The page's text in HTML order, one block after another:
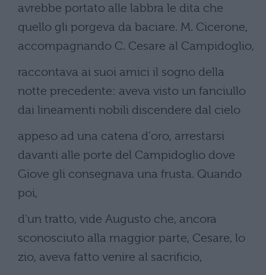
avrebbe portato alle labbra le dita che
quello gli porgeva da baciare. M. Cicerone,
accompagnando C. Cesare al Campidoglio,
raccontava ai suoi amici il sogno della
notte precedente: aveva visto un fanciullo
dai lineamenti nobili discendere dal cielo
appeso ad una catena d'oro, arrestarsi
davanti alle porte del Campidoglio dove
Giove gli consegnava una frusta. Quando
poi,
d'un tratto, vide Augusto che, ancora
sconosciuto alla maggior parte, Cesare, lo
zio, aveva fatto venire al sacrificio,